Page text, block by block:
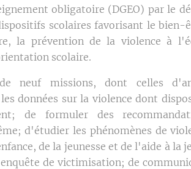
obligatoire (DGEO) par le
scolaires favorisant le bien-
la prévention de la violence à
scolaire.
neuf missions, dont celles
données sur la violence dont
de formuler des
d'étudier les phénomènes de
de la jeunesse et de l'aide à la
de victimisation; de